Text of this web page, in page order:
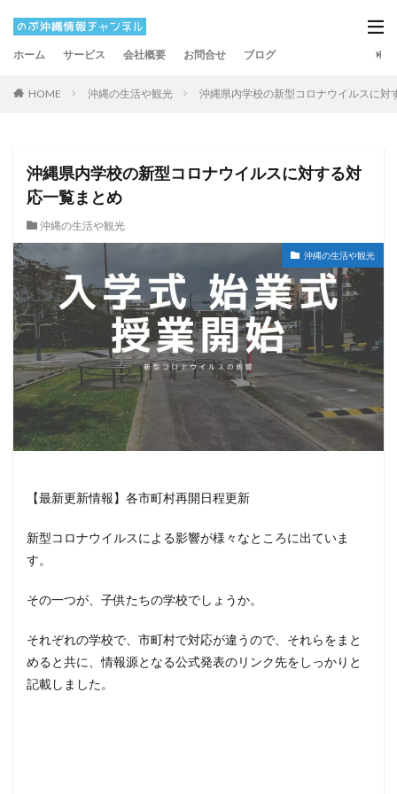
ホーム サービス 会社概要 お問合せ ブログ
HOME 沖縄の生活や観光 沖縄県内学校の新型コロナウイルスに対
沖縄県内学校の新型コロナウイルスに対する対
応一覧まとめ
沖縄の生活や観光
沖縄の生活や観光
【最新更新情報】各市町村再開日程更新
新型コロナウイルスによる影響が様々なところに出ていま
す。
その一つが、子供たちの学校でしょうか。
それぞれの学校で、市町村で対応が違うので、それらをまと
めると共に、情報源となる公式発表のリンク先をしっかりと
記載しました。